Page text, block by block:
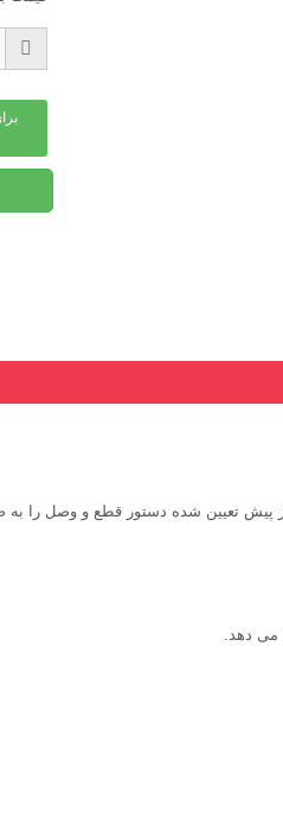
تعیین شده دستور قطع و وصل را به
می دهد.